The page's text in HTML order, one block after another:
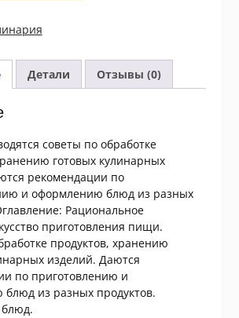
Детали Отзывы (0)
советы по обработке
готовых кулинарных
рекомендации по
и оформлению блюд из разных
Рациональное
приготовления пищи.
продуктов, хранению
изделий. Даются
по приготовлению и
из разных продуктов.